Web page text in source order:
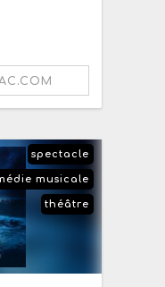
spectacle
musicale
théâtre